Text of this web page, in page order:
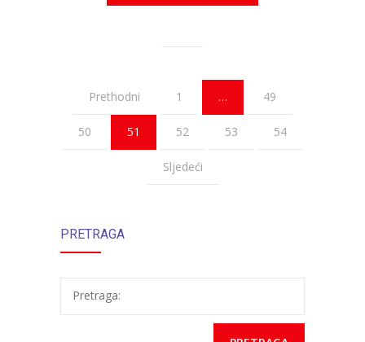
Prethodni 1 … 49
50 51 52 53 54
Sljedeći
PRETRAGA
Pretraga: